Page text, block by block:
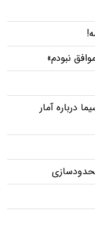
نبودم»
درباره آمار